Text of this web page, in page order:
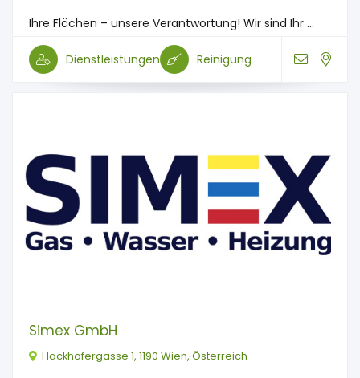
Ihre Flächen – unsere Verantwortung! Wir sind Ihr ...
Dienstleistungen Reinigung
Simex GmbH
Hackhofergasse 1, 1190 Wien, Österreich